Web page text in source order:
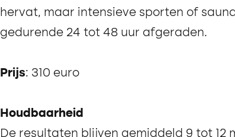
hervat, maar intensieve sporten of
gedurende 24 tot 48 uur afgeraden.
Prijs: 310 euro
Houdbaarheid
De resultaten blijven gemiddeld 9 tot 12